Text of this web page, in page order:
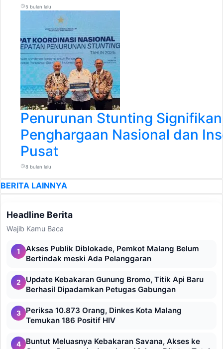
5 bulan lalu
Penurunan Stunting
Penghargaan Nasional dan
Pusat
8 bulan lalu
BERITA LAINNYA
Headline Berita
Wajib Kamu Baca
1
Akses Publik Diblokade, Pemkot Malang Belum
Bertindak meski Ada Pelanggaran
2
Update Kebakaran Gunung Bromo, Titik Api Baru
Berhasil Dipadamkan Petugas Gabungan
3
Periksa 10.873 Orang, Dinkes Kota Malang
Temukan 186 Positif HIV
4
Buntut Meluasnya Kebakaran Savana, Akses ke